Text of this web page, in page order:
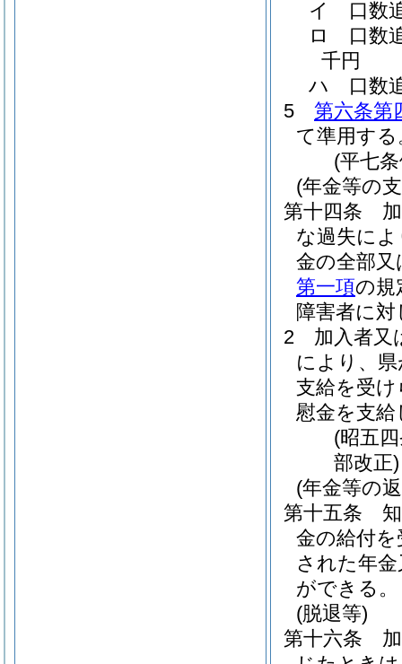
イ
口数
ロ
口数
千円
ハ
口数
5
第六条第
て準用する
(平七
(年金等の
第十四条
な過失に
金の全部
第一項の規
障害者に
2
加入者又
により、
支給を受
慰金を支
(昭五
部改正)
(年金等の
第十五条
金の給付
された年
ができる。
(脱退等)
第十六条